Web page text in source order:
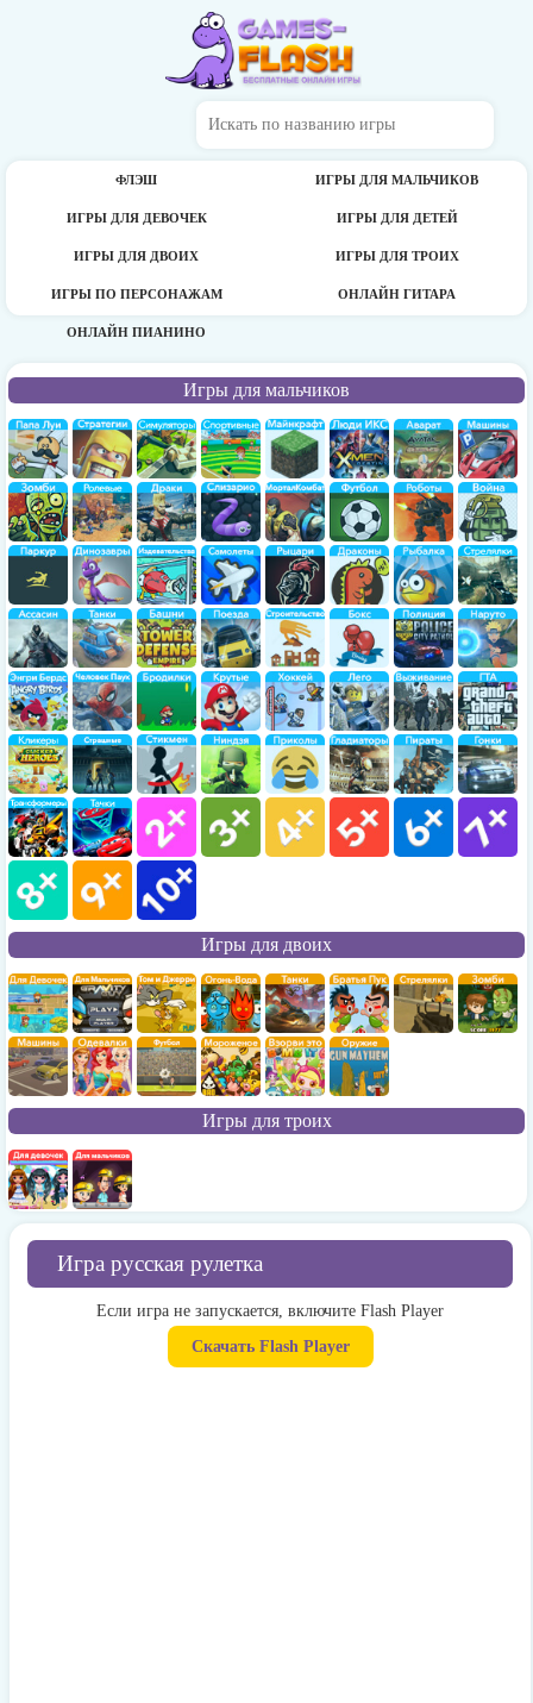
ФЛЭШ ИГРЫ ДЛЯ МАЛЬЧИКОВ
ИГРЫ ДЛЯ ДЕВОЧЕК ИГРЫ ДЛЯ ДЕТЕЙ
ИГРЫ ДЛЯ ДВОИХ ИГРЫ ДЛЯ ТРОИХ
ИГРЫ ПО ПЕРСОНАЖАМ ОНЛАЙН ГИТАРА
ОНЛАЙН ПИАНИНО
Игры для мальчиков
Игры для двоих
Игры для троих
Игра русская рулетка
Если игра не запускается, включите Flash Player
Скачать Flash Player